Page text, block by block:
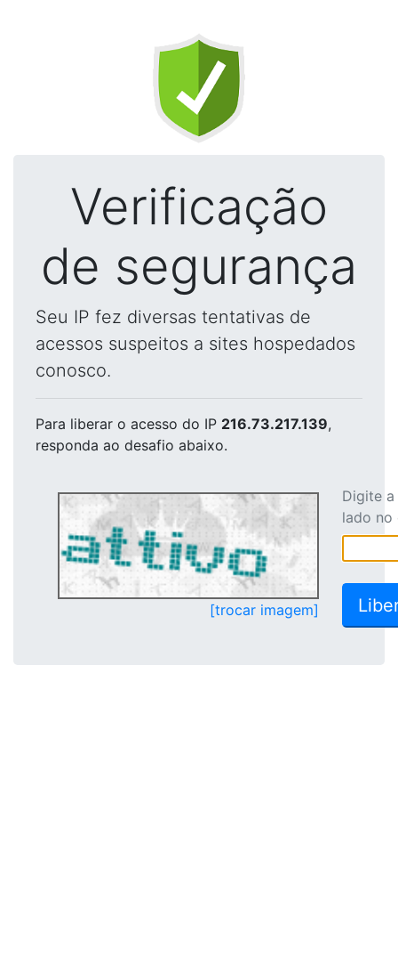
Verificação
de segurança
Seu IP fez diversas tentativas de
acessos suspeitos a sites hospedados
conosco.
Para liberar o acesso do IP 216.73.217.139,
responda ao desafio abaixo.
[trocar imagem]
Digite
lado no